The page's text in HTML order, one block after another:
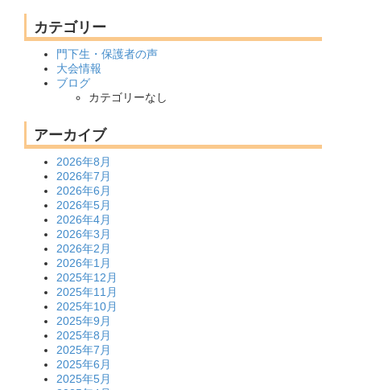
カテゴリー
門下生・保護者の声
大会情報
ブログ
カテゴリーなし
アーカイブ
2026年8月
2026年7月
2026年6月
2026年5月
2026年4月
2026年3月
2026年2月
2026年1月
2025年12月
2025年11月
2025年10月
2025年9月
2025年8月
2025年7月
2025年6月
2025年5月